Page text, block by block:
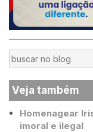
Veja também
Homenagear
imoral e ilegal